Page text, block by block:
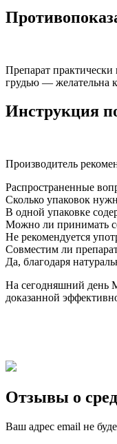
Препарат
грудью — желательна
Инструкция
Производитель
Распространенные
Сколько упаковок
В одной упаковке
Можно ли принимать
Не рекомендуется
Совместим ли
Да, благодаря
На сегодняшний день
доказанной
Отзывы о
Ваш адрес email не